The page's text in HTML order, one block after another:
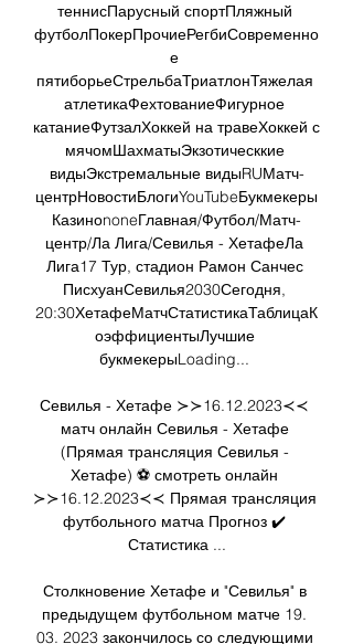
теннисПарусный спортПляжный
футболПокерПрочиеРегбиСовременно
е
пятиборьеСтрельбаТриатлонТяжелая
атлетикаФехтованиеФигурное
катаниеФутзалХоккей на травеХоккей с
мячомШахматыЭкзотическкие
видыЭкстремальные видыRUМатч-
центрНовостиБлогиYouTubeБукмекеры
КазиноnoneГлавная/Футбол/Матч-
центр/Ла Лига/Севилья - ХетафеЛа
Лига17 Тур, стадион Рамон Санчес
ПисхуанСевилья2030Сегодня,
20:30ХетафеМатчСтатистикаТаблицаК
оэффициентыЛучшие
букмекерыLoading...
Севилья - Хетафе ≻≻16.12.2023≺≺
матч онлайн Севилья - Хетафе
(Прямая трансляция Севилья -
Хетафе) ⚽ смотреть онлайн
≻≻16.12.2023≺≺ Прямая трансляция
футбольного матча Прогноз ✔️
Статистика ...
Столкновение Хетафе и "Севилья" в
предыдущем футбольном матче 19.
03. 2023 закончилось со следующими